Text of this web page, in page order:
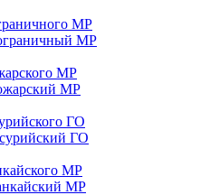
МР
МР
МР
МР
ГО
ГО
МР
МР